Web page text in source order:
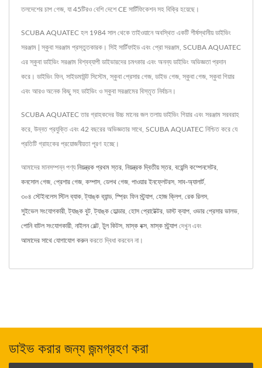
তলদেশের চাপ গেজ, যা 45টিরও বেশি দেশে CE সার্টিফিকেশন সহ বিক্রি হয়েছে।
SCUBA AQUATEC হল 1984 সাল থেকে তাইওয়ানে অবস্থিত একটি শীর্ষস্থানীয় ডাইভিং
সরঞ্জাম | স্কুবা সরঞ্জাম প্রস্তুতকারক। সিই সার্টিফাইড এবং প্রো সরঞ্জাম, SCUBA AQUATEC
এর স্কুবা ডাইভিং সরঞ্জাম বিশ্বব্যাপী ডাইভারদের চমৎকার এবং অনন্য ডাইভিং অভিজ্ঞতা প্রদান
করে। ডাইভিং ফিন, সাইডমাউন্ট সিস্টেম, স্কুবা প্রেসার গেজ, ডাইভ গেজ, স্কুবা গেজ, স্কুবা গিয়ার
এবং আরও অনেক কিছু সহ ডাইভিং ও স্কুবা সরঞ্জামের বিস্তৃত নির্বাচন।
SCUBA AQUATEC তার গ্রাহকদের উচ্চ মানের জল তলায় ডাইভিং গিয়ার এবং সরঞ্জাম সরবরাহ
করে, উন্নত প্রযুক্তি এবং 42 বছরের অভিজ্ঞতার সাথে, SCUBA AQUATEC নিশ্চিত করে যে
প্রতিটি গ্রাহকের প্রয়োজনীয়তা পূরণ হচ্ছে।
আমাদের মানসম্পন্ন পণ্য নিয়ন্ত্রক প্রথম স্তর নিয়ন্ত্রক দ্বিতীয় স্তর বয়েন্সি কম্পেনসেটর
কনসোল গেজ, প্রেশার গেজ, কম্পাস ডেপথ গেজ, পাওয়ার ইনফ্লেটরস সাব-অ্যালার্ট
৩০৪ স্টেইনলেস স্টিল ব্যাক ,ট্যাঙ্ক ব্যান্ড, স্প্রিং ফিন স্ট্র্যাপ হোজ ক্লিপ রেক রিলস
সুইভেল সংযোগকারী ,ট্যাঙ্ক বুট ,ট্যাঙ্ক হোল্ডার হোস প্রোটেক্টর ডাস্ট ক্যাপ ওভার প্রেসার ভালভ
পোনি বাটল সংযোগকারী নাইলন বেল্ট টুল কিটস মাস্ক বক্স মাস্ক স্ট্র্যাপ দেখুন এবং
আমাদের সাথে যোগাযোগ করুনকরতে দ্বিধা করবেন না।
ডাইভ করার জন্য জন্মগ্রহণ করা